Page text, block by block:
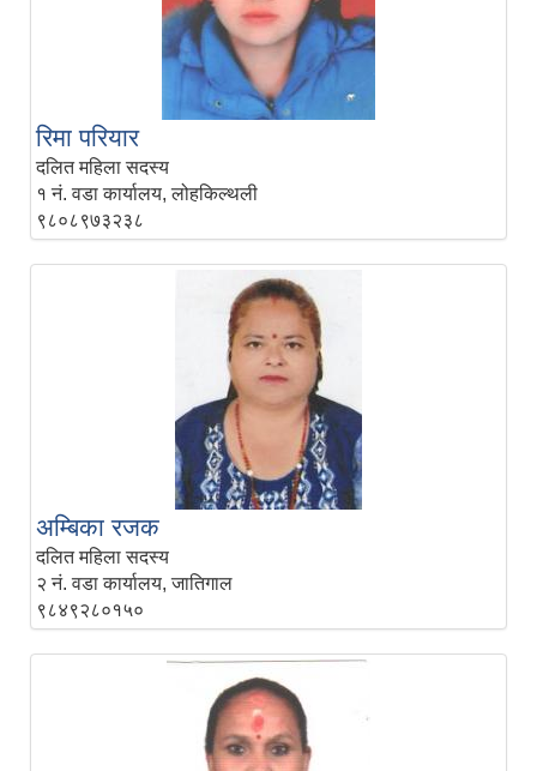
रिमा परियार
दलित महिला सदस्य
१ नं. वडा कार्यालय, लोहकिल्थली
९८०८९७३२३८
अम्बिका रजक
दलित महिला सदस्य
२ नं. वडा कार्यालय, जातिगाल
९८४९२८०१५०